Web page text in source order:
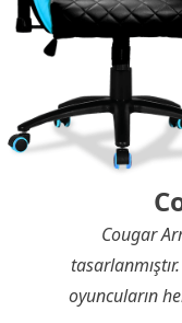
Cougar
oyuncuların